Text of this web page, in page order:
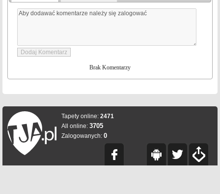
Brak Komentarzy
Tapety online: 2471
All online: 3705
Zalogowanych: 0